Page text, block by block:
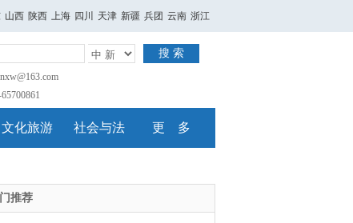
山西 陕西 上海 四川 天津 新疆 兵团 云南 浙江
搜 索
文化旅游 社会与法 更 多
推荐